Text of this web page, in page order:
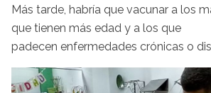
Más tarde, habría que vacunar a los
que tienen más edad y a los que
padecen enfermedades crónicas o